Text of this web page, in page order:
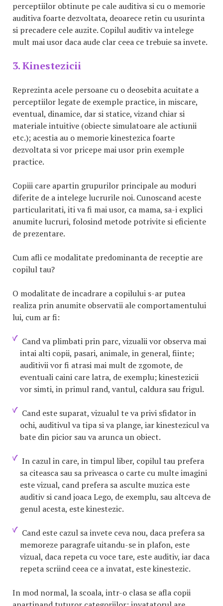
perceptiilor obtinute pe cale auditiva si cu o memorie
auditiva foarte dezvoltata, deoarece retin cu usurinta
si precadere cele auzite. Copilul auditiv va intelege
mult mai usor daca aude clar ceea ce trebuie sa invete.
3. Kinestezicii
Reprezinta acele persoane cu o deosebita acuitate a
perceptiilor legate de exemple practice, in miscare,
eventual, dinamice, dar si statice, vizand chiar si
materiale intuitive (obiecte simulatoare ale actiunii
etc.); acestia au o memorie kinestezica foarte
dezvoltata si vor pricepe mai usor prin exemple
practice.
Copiii care apartin grupurilor principale au moduri
diferite de a intelege lucrurile noi. Cunoscand aceste
particularitati, iti va fi mai usor, ca mama, sa-i explici
anumite lucruri, folosind metode potrivite si eficiente
de prezentare.
Cum afli ce modalitate predominanta de receptie are
copilul tau?
O modalitate de incadrare a copilului s-ar putea
realiza prin anumite observatii ale comportamentului
lui, cum ar fi:
Cand va plimbati prin parc, vizualii vor observa mai
intai alti copii, pasari, animale, in general, fiinte;
auditivii vor fi atrasi mai mult de zgomote, de
eventuali caini care latra, de exemplu; kinestezicii
vor simti, in primul rand, vantul, caldura sau frigul.
Cand este suparat, vizualul te va privi sfidator in
ochi, auditivul va tipa si va plange, iar kinestezicul va
bate din picior sau va arunca un obiect.
In cazul in care, in timpul liber, copilul tau prefera
sa citeasca sau sa priveasca o carte cu multe imagini
este vizual, cand prefera sa asculte muzica este
auditiv si cand joaca Lego, de exemplu, sau altceva de
genul acesta, este kinestezic.
Cand este cazul sa invete ceva nou, daca prefera sa
memoreze paragrafe uitandu-se in plafon, este
vizual, daca repeta cu voce tare, este auditiv, iar daca
repeta scriind ceea ce a invatat, este kinestezic.
In mod normal, la scoala, intr-o clasa se afla copii